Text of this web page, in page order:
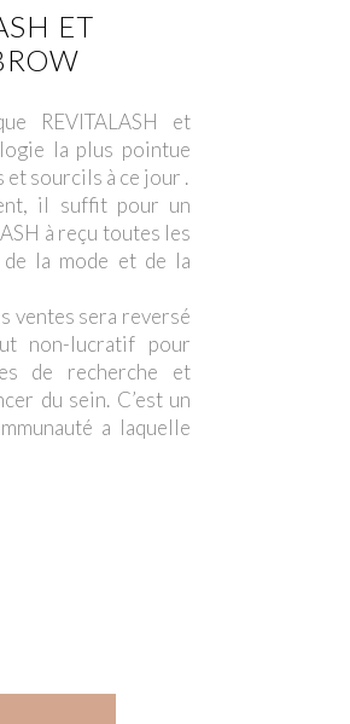
ET
REVITALASH et
la plus pointue
et sourcils à ce jour .
il suffit pour un
à reçu toutes les
de la mode et de la
ventes sera reversé
non-lucratif pour
de recherche et
du sein. C’est un
a laquelle